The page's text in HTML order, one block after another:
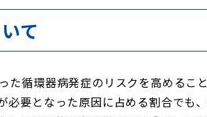
て
循環器病発症のリスクを高めるこ
要となった原因に占める割合でも